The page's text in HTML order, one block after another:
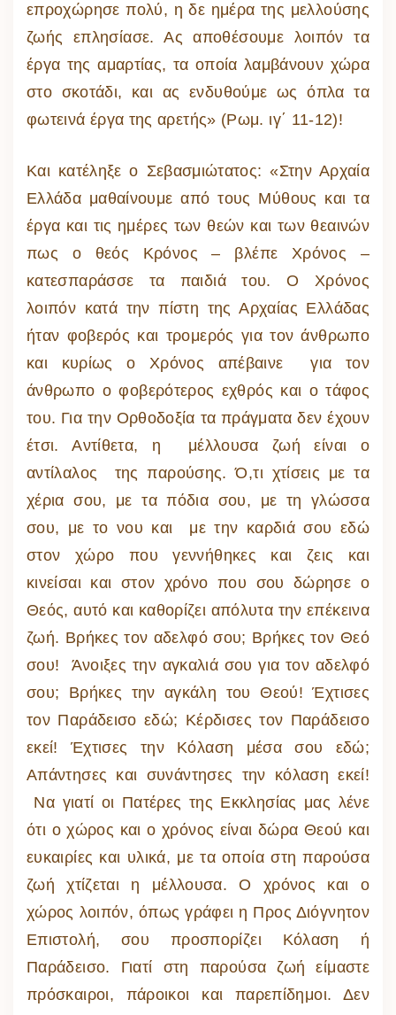
επροχώρησε πολύ, η δε ημέρα της μελλούσης
ζωής επλησίασε. Ας αποθέσουμε λοιπόν τα
έργα της αμαρτίας, τα οποία λαμβάνουν χώρα
στο σκοτάδι, και ας ενδυθούμε ως όπλα τα
φωτεινά έργα της αρετής» (Ρωμ. ιγ΄ 11-12)!
Και κατέληξε ο Σεβασμιώτατος: «Στην Αρχαία
Ελλάδα μαθαίνουμε από τους Μύθους και τα
έργα και τις ημέρες των θεών και των θεαινών
πως ο θεός Κρόνος – βλέπε Χρόνος –
κατεσπαράσσε τα παιδιά του. Ο Χρόνος
λοιπόν κατά την πίστη της Αρχαίας Ελλάδας
ήταν φοβερός και τρομερός για τον άνθρωπο
και κυρίως ο Χρόνος απέβαινε για τον
άνθρωπο ο φοβερότερος εχθρός και ο τάφος
του. Για την Ορθοδοξία τα πράγματα δεν έχουν
έτσι. Αντίθετα, η μέλλουσα ζωή είναι ο
αντίλαλος της παρούσης. Ό,τι χτίσεις με τα
χέρια σου, με τα πόδια σου, με τη γλώσσα
σου, με το νου και με την καρδιά σου εδώ
στον χώρο που γεννήθηκες και ζεις και
κινείσαι και στον χρόνο που σου δώρησε ο
Θεός, αυτό και καθορίζει απόλυτα την επέκεινα
ζωή. Βρήκες τον αδελφό σου; Βρήκες τον Θεό
σου! Άνοιξες την αγκαλιά σου για τον αδελφό
σου; Βρήκες την αγκάλη του Θεού! Έχτισες
τον Παράδεισο εδώ; Κέρδισες τον Παράδεισο
εκεί! Έχτισες την Κόλαση μέσα σου εδώ;
Απάντησες και συνάντησες την κόλαση εκεί!
Να γιατί οι Πατέρες της Εκκλησίας μας λένε
ότι ο χώρος και ο χρόνος είναι δώρα Θεού και
ευκαιρίες και υλικά, με τα οποία στη παρούσα
ζωή χτίζεται η μέλλουσα. Ο χρόνος και ο
χώρος λοιπόν, όπως γράφει η Προς Διόγνητον
Επιστολή, σου προσπορίζει Κόλαση ή
Παράδεισο. Γιατί στη παρούσα ζωή είμαστε
πρόσκαιροι, πάροικοι και παρεπίδημοι. Δεν